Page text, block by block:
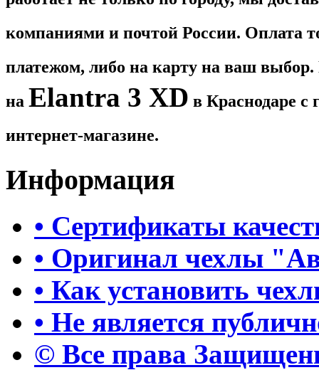
компаниями и почтой России. Оплата
платежом, либо на карту на ваш
на Elantra 3 XD в Краснодаре с
интернет-магазине.
Информация
• Сертификаты
• Оригинал чехлы
• Как установить
• Не является
© Все права